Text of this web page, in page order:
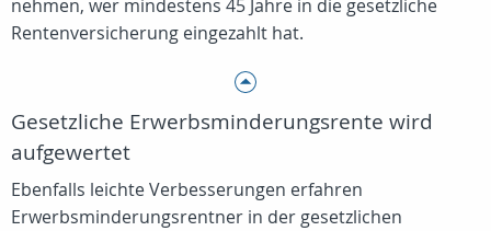
nehmen, wer mindestens 45 Jahre in die gesetzliche
Rentenversicherung eingezahlt hat.
Gesetzliche Erwerbsminderungsrente wird
aufgewertet
Ebenfalls leichte Verbesserungen erfahren
Erwerbsminderungsrentner in der gesetzlichen